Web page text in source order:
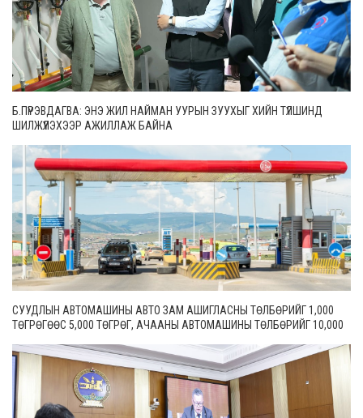
Б.ПҮРЭВДАГВА: ЭНЭ ЖИЛ НАЙМАН УУРЫН ЗУУХЫГ ХИЙН ТҮЛШИНД
ШИЛЖҮҮЛЭХЭЭР АЖИЛЛАЖ БАЙНА
СУУДЛЫН АВТОМАШИНЫ АВТО ЗАМ АШИГЛАСНЫ ТӨЛБӨРИЙГ 1,000
ТӨГРӨГӨӨС 5,000 ТӨГРӨГ, АЧААНЫ АВТОМАШИНЫ ТӨЛБӨРИЙГ 10,000